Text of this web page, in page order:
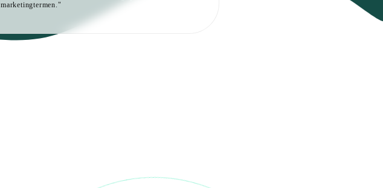
marketingtermen."